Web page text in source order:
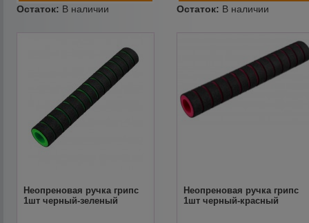
Неопреновая ручка грипс
1шт черный-зеленый
Неопреновая ручка грипс
1шт черный-красный